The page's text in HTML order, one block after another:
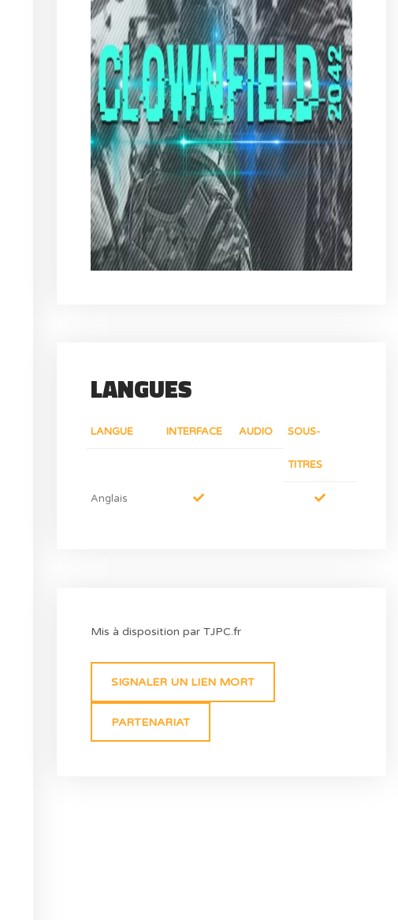
LANGUES
LANGUE INTERFACE AUDIO SOUS-
TITRES
Anglais
Mis à disposition par TJPC.fr
SIGNALER UN LIEN MORT
PARTENARIAT